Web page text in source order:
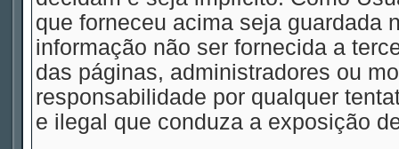
que forneceu acima seja guardada
informação não ser fornecida a
das páginas, administradores ou
responsabilidade por qualquer
e ilegal que conduza a exposição